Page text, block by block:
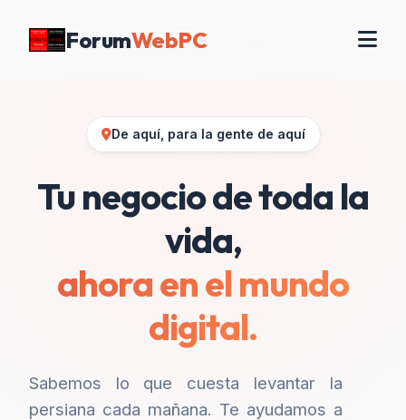
ForumWebPC
De aquí, para la gente de aquí
Tu negocio de toda la
vida,
ahora en el mundo
digital.
Sabemos lo que cuesta levantar la
persiana cada mañana. Te ayudamos a